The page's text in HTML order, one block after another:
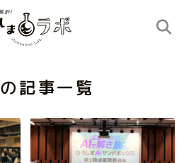
の記事一覧